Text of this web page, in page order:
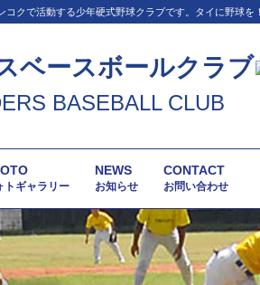
クで活動する少年硬式野球クラブです。タイに野球を
ベースボールクラブ
BASEBALL CLUB
トギャラリー
NEWS
お知らせ
CONTACT
お問い合わせ